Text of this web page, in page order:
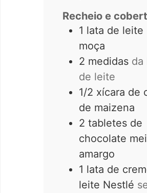
Recheio e
1 lata de leite
moça
2 medidas da
de leite
1/2 xícara de
de maizena
2 tabletes de
chocolate
amargo
1 lata de
leite Nestlé